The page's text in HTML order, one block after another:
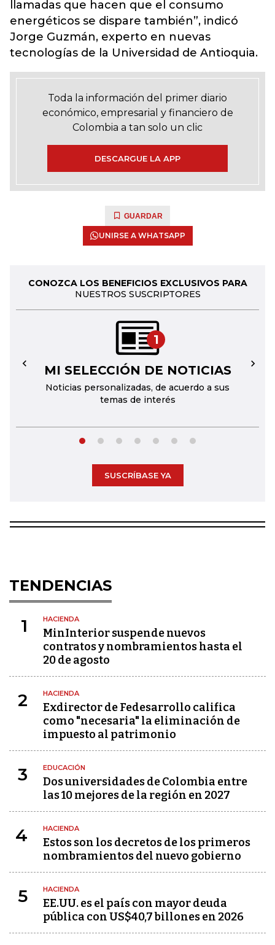
llamadas que hacen que el consumo
energéticos se dispare también”, indicó
Jorge Guzmán, experto en nuevas
tecnologías de la Universidad de Antioquia.
Toda la información del primer diario
económico, empresarial y financiero de
Colombia a tan solo un clic
DESCARGUE LA APP
GUARDAR
UNIRSE A WHATSAPP
CONOZCA LOS BENEFICIOS EXCLUSIVOS PARA
NUESTROS SUSCRIPTORES
1
MI SELECCIÓN DE NOTICIAS
Noticias personalizadas, de acuerdo a sus
temas de interés
← →
SUSCRÍBASE YA
TENDENCIAS
1 HACIENDA
MinInterior suspende nuevos
contratos y nombramientos hasta el
20 de agosto
2 HACIENDA
Exdirector de Fedesarrollo califica
como "necesaria" la eliminación de
impuesto al patrimonio
3 EDUCACIÓN
Dos universidades de Colombia entre
las 10 mejores de la región en 2027
4 HACIENDA
Estos son los decretos de los primeros
nombramientos del nuevo gobierno
5 HACIENDA
EE.UU. es el país con mayor deuda
pública con US$40,7 billones en 2026